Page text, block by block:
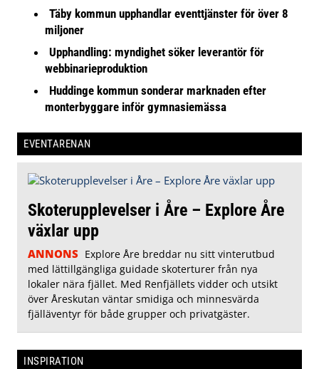
Täby kommun upphandlar eventtjänster för över 8
miljoner
Upphandling: myndighet söker leverantör för
webbinarieproduktion
Huddinge kommun sonderar marknaden efter
monterbyggare inför gymnasiemässa
EVENTARENAN
Skoterupplevelser i Åre – Explore Åre
växlar upp
ANNONS Explore Åre breddar nu sitt vinterutbud
med lättillgängliga guidade skoterturer från nya
lokaler nära fjället. Med Renfjällets vidder och utsikt
över Åreskutan väntar smidiga och minnesvärda
fjälläventyr för både grupper och privatgäster.
INSPIRATION